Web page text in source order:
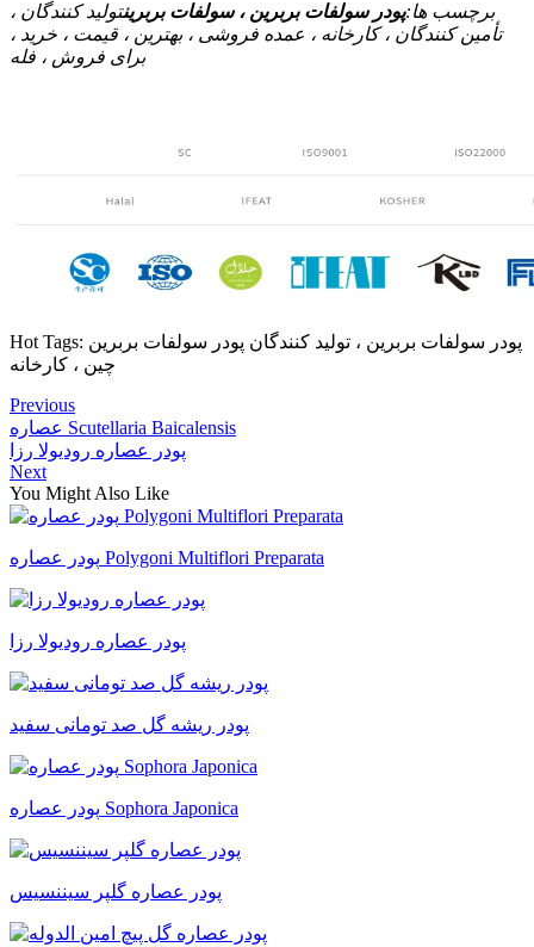
برچسب ها:پودر سولفات بربرین ، سولفات بربرینتولید کنندگان ،
تأمین کنندگان ، کارخانه ، عمده فروشی ، بهترین ، قیمت ، خرید ،
برای فروش ، فله
Hot Tags: پودر سولفات بربرین ، تولید کنندگان پودر سولفات بربرین
چین ، کارخانه
Previous
عصاره Scutellaria Baicalensis
پودر عصاره رودیولا رزا
Next
You Might Also Like
پودر عصاره Polygoni Multiflori Preparata
پودر عصاره رودیولا رزا
پودر ریشه گل صد تومانی سفید
پودر عصاره Sophora Japonica
پودر عصاره گلپر سیننسیس